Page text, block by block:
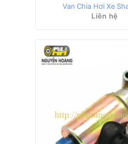
Van Chia Hơi Xe
Liên hệ